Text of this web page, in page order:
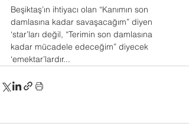
Beşiktaş’ın ihtiyacı olan “Kanımın son
damlasına kadar savaşacağım” diyen
‘star’ları değil, “Terimin son damlasına
kadar mücadele edeceğim” diyecek
‘emektar’lardır...